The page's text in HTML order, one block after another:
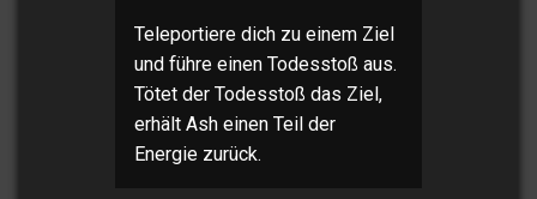
Teleportiere dich zu einem Ziel
und führe einen Todesstoß aus.
Tötet der Todesstoß das Ziel,
erhält Ash einen Teil der
Energie zurück.